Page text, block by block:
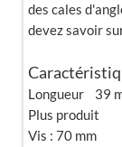
des cales
devez savoir
Longueur 39
Plus produit
Vis : 70 mm